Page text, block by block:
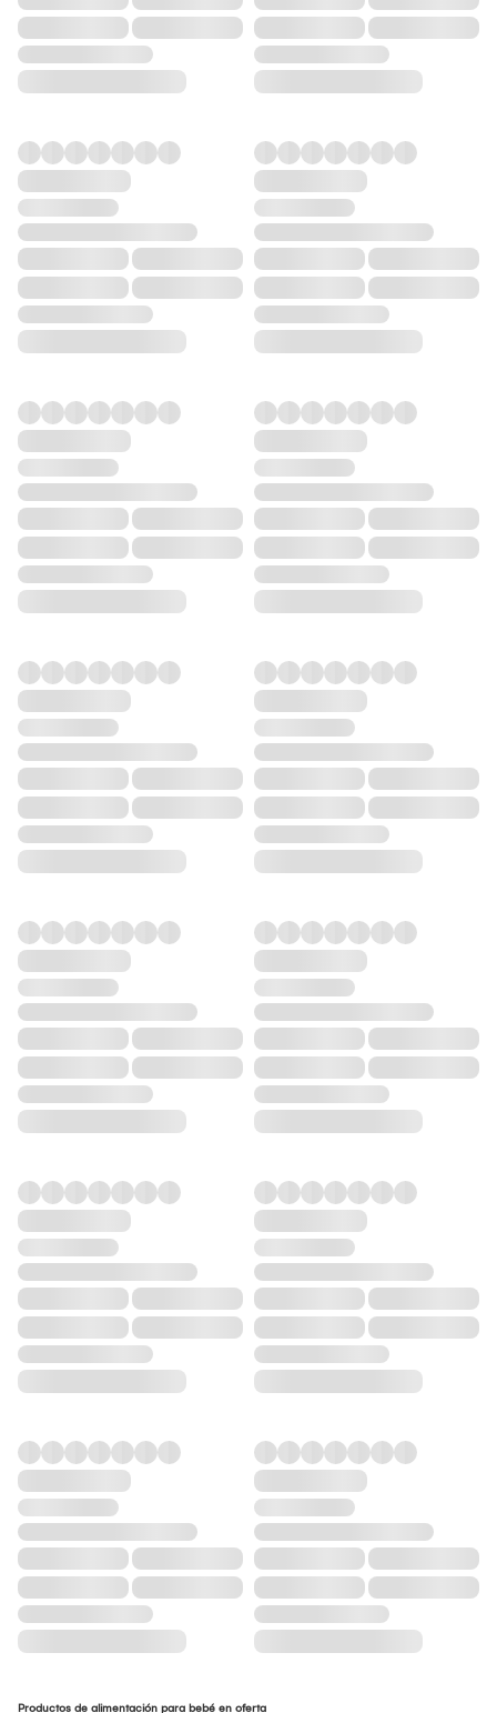
Productos de alimentación para bebé en oferta